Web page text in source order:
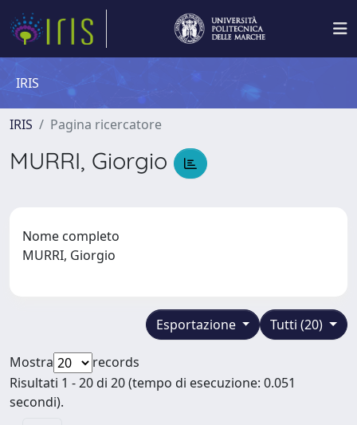
IRIS
IRIS Pagina ricercatore
MURRI, Giorgio
Nome completo
MURRI, Giorgio
Tutti (20)
Esportazione
Mostra
records
Risultati 1 - 20 di 20 (tempo di esecuzione: 0.051
secondi).